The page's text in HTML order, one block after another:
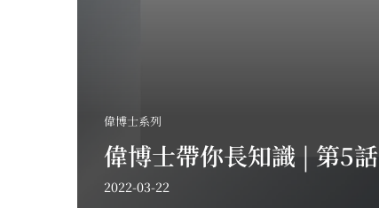
偉博士系列
偉博士帶你長知識 | 第5話
2022-03-22